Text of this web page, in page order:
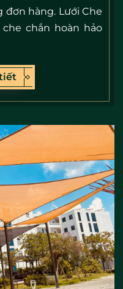
hàng. Lưới Che
chắn hoàn hảo